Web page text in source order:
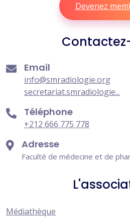
Devenez
Email
info@smradiologie.org
secretariat.smradiologie...
Téléphone
+212 666 775 778
Adresse
Faculté de médecine et de
Médiathèque